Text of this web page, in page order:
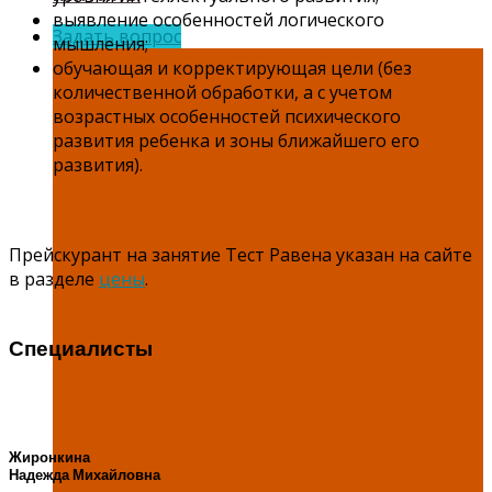
Задать вопрос
выявление особенностей логического
мышления;
обучающая и корректирующая цели (без
количественной обработки, а с учетом
возрастных особенностей психического
развития ребенка и зоны ближайшего его
развития).
Прейскурант на занятие Тест Равена указан на сайте
в разделе цены.
Специалисты
Жиронкина
Надежда Михайловна